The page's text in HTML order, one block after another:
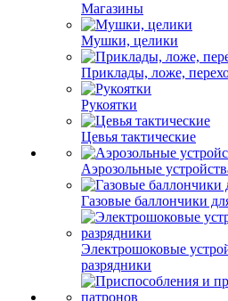
Магазины
Мушки, целики
Приклады, ложе,
Рукоятки
Цевья тактические
Аэрозольные
Газовые баллончики
Электрошоковые
разрядники